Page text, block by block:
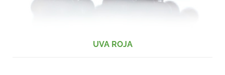
UVA ROJA